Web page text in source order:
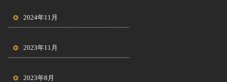
2024年11月
2023年11月
2023年8月